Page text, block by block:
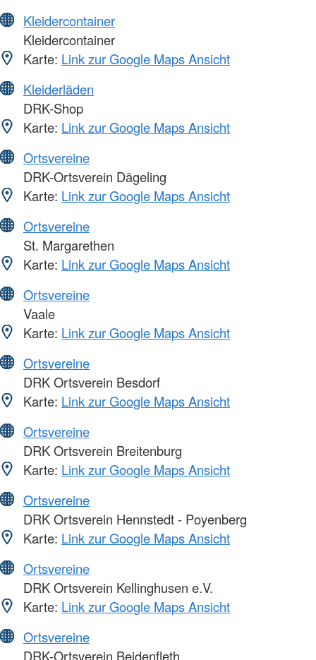
Kleidercontainer
Kleidercontainer
Karte: Link zur Google Maps Ansicht
Kleiderläden
DRK-Shop
Karte: Link zur Google Maps Ansicht
Ortsvereine
DRK-Ortsverein Dägeling
Karte: Link zur Google Maps Ansicht
Ortsvereine
St. Margarethen
Karte: Link zur Google Maps Ansicht
Ortsvereine
Vaale
Karte: Link zur Google Maps Ansicht
Ortsvereine
DRK Ortsverein Besdorf
Karte: Link zur Google Maps Ansicht
Ortsvereine
DRK Ortsverein Breitenburg
Karte: Link zur Google Maps Ansicht
Ortsvereine
DRK Ortsverein Hennstedt - Poyenberg
Karte: Link zur Google Maps Ansicht
Ortsvereine
DRK Ortsverein Kellinghusen e.V.
Karte: Link zur Google Maps Ansicht
Ortsvereine
DRK-Ortsverein Beidenfleth